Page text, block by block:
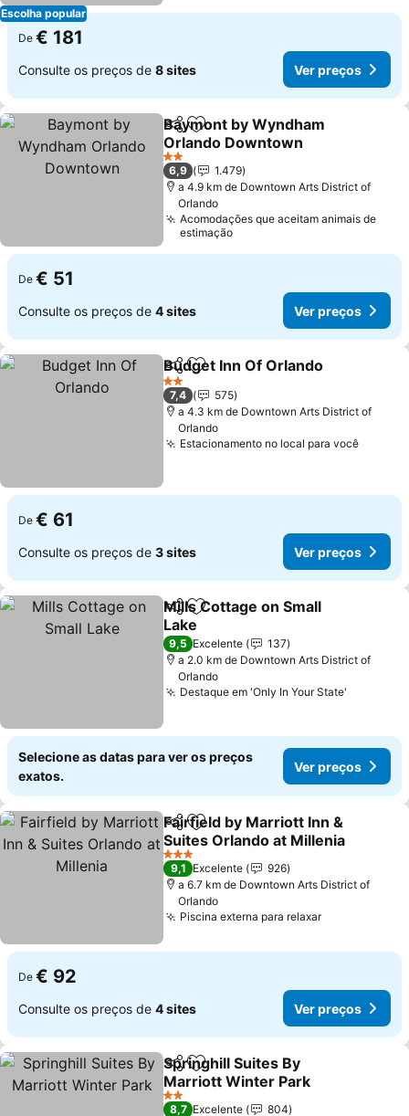
Escolha popular
De € 181
Consulte os preços de 8 sites Ver preços
PartilharAdicionar aos favoritos
Baymont by Wyndham
Orlando Downtown
2 Estrelas
6,9
1.479
a 4.9 km de Downtown Arts District of
Orlando
Acomodações que aceitam animais de
estimação
De € 51
Consulte os preços de 4 sites Ver preços
PartilharAdicionar aos favoritos
Budget Inn Of Orlando
2 Estrelas
7,4
575
a 4.3 km de Downtown Arts District of
Orlando
Estacionamento no local para você
De € 61
Consulte os preços de 3 sites Ver preços
PartilharAdicionar aos favoritos
Mills Cottage on Small
Lake
9,5 Excelente
137
a 2.0 km de Downtown Arts District of
Orlando
Destaque em 'Only In Your State'
Selecione as datas para ver os preços
exatos.
Ver preços
PartilharAdicionar aos favoritos
Fairfield by Marriott Inn &
Suites Orlando at Millenia
3 Estrelas
9,1 Excelente
926
a 6.7 km de Downtown Arts District of
Orlando
Piscina externa para relaxar
De € 92
Consulte os preços de 4 sites Ver preços
PartilharAdicionar aos favoritos
Springhill Suites By
Marriott Winter Park
2 Estrelas
8,7 Excelente 804